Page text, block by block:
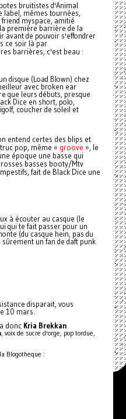
bruitistes d'Animal
label, mêmes tournées,
myspace, amitié
première barrière de la
avant de pouvoir s'effondrer
ce soir là par
barrières, c'est beau :
disque (Load Blown) chez
avec broken ear
que leurs débuts, presque
Dice en short, polo,
coucher de soleil et
entend certes des blips et
pop, même « groove », le
époque une basse qui
basses booty/Mtv
fait de Black Dice une
à écouter au casque (le
qui te fait passer pour un
(du casque hein, pas du
sûrement un fan de daft punk
disparait, vous
10 mars.
donc Kria Brekkan
, voix de sucre d'orge, pop tordue,
Blogotheque :